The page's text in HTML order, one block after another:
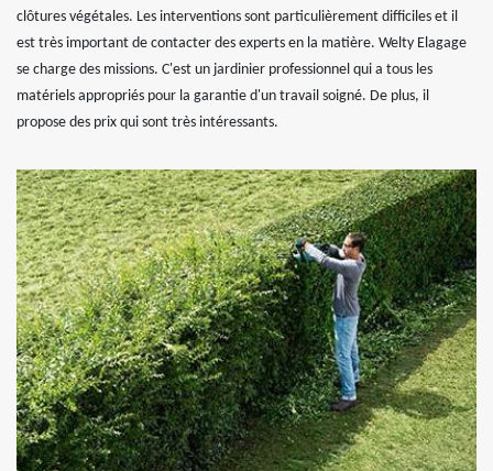
clôtures végétales. Les interventions sont particulièrement difficiles et il
est très important de contacter des experts en la matière. Welty Elagage
se charge des missions. C'est un jardinier professionnel qui a tous les
matériels appropriés pour la garantie d'un travail soigné. De plus, il
propose des prix qui sont très intéressants.